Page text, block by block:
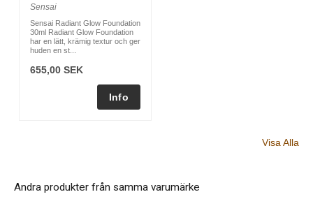
Sensai
Sensai Radiant Glow Foundation
30ml Radiant Glow Foundation
har en lätt, krämig textur och ger
huden en st...
655,00 SEK
Visa Alla
Andra produkter från samma varumärke